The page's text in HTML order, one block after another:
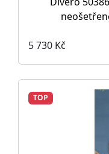
5 730 Kč
TOP